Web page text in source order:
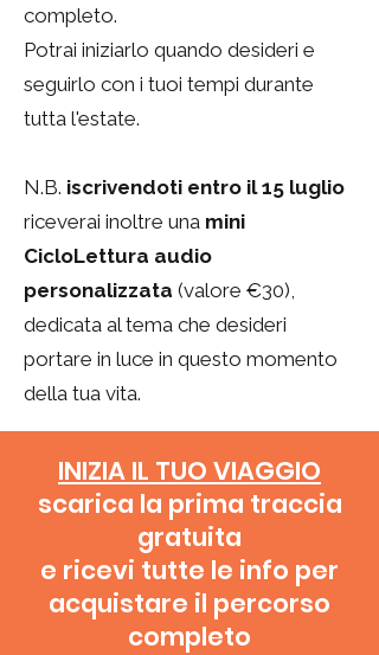
completo.
Potrai iniziarlo quando desideri e
seguirlo con i tuoi tempi durante
tutta l'estate.
N.B. iscrivendoti entro il 15 luglio
riceverai inoltre una mini
CicloLettura audio
personalizzata (valore €30),
dedicata al tema che desideri
portare in luce in questo momento
della tua vita.
INIZIA IL TUO VIAGGIO
scarica la prima traccia
gratuita
e ricevi tutte le info per
acquistare il percorso
completo